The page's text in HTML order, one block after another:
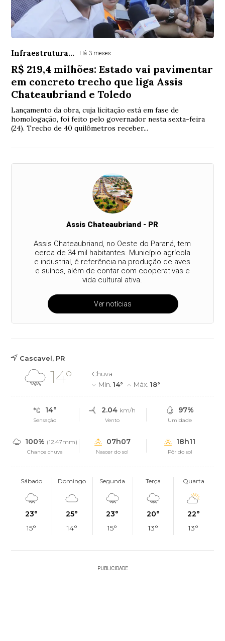
Infraestrutura... Há 3 meses
R$ 219,4 milhões: Estado vai pavimentar
em concreto trecho que liga Assis
Chateaubriand e Toledo
Lançamento da obra, cuja licitação está em fase de
homologação, foi feito pelo governador nesta sexta-feira
(24). Trecho de 40 quilômetros receber...
Assis Chateaubriand - PR
Assis Chateaubriand, no Oeste do Paraná, tem
cerca de 34 mil habitantes. Município agrícola
e industrial, é referência na produção de aves
e suínos, além de contar com cooperativas e
vida cultural ativa.
Ver notícias
Cascavel, PR
14°
Chuva
Mín.14° Máx.18°
14°
Sensação
2.04 km/h
Vento
97%
Umidade
100% (12.47mm)
Chance chuva
07h07
Nascer do sol
18h11
Pôr do sol
Sábado
23°
15°
Domingo
25°
14°
Segunda
23°
15°
Terça
20°
13°
Quarta
22°
13°
PUBLICIDADE